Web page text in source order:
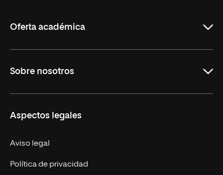
Oferta académica
Maestrías
Educación Continuada
Sobre nosotros
Trabaja en UNIR
Actualidad
Contacto
Aspectos legales
Aviso legal
Política de privacidad